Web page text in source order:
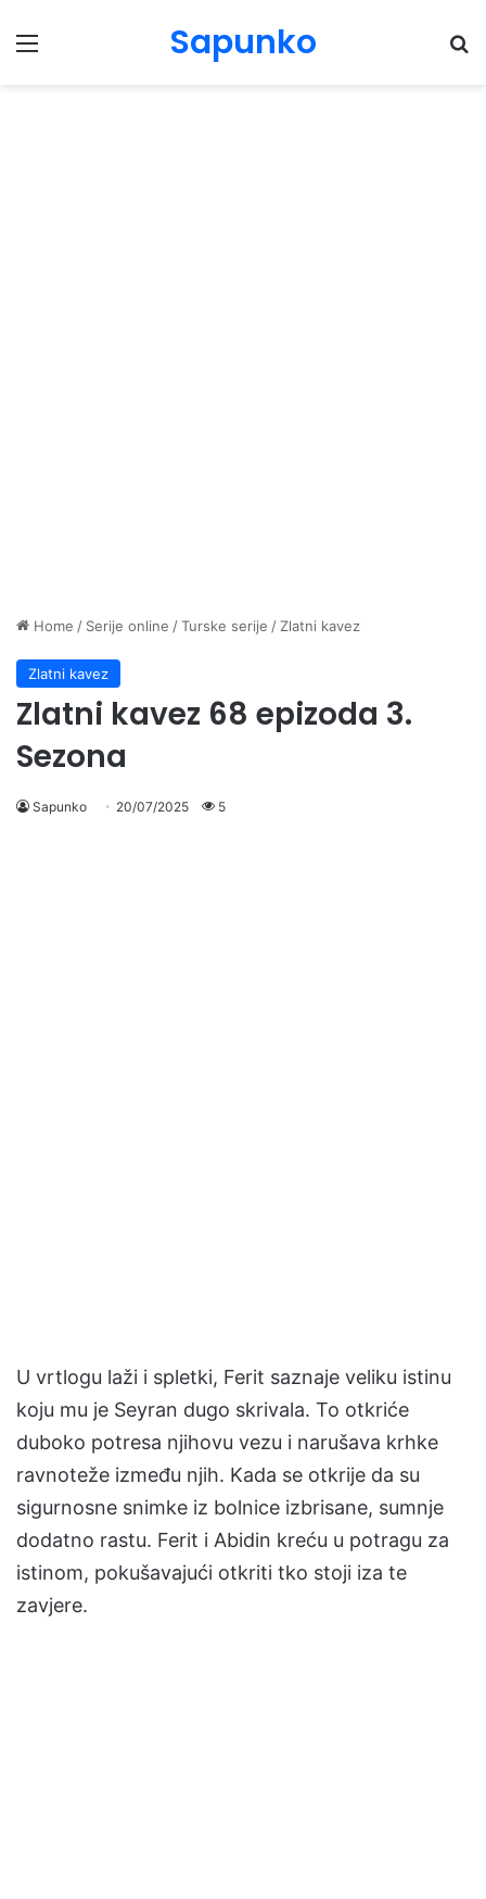
Menu Sapunko
Home / Serije online /Turske serije / Zlatni kavez
Zlatni kavez
Zlatni kavez 68 epizoda 3.
Sezona
Sapunko 20/07/2025 5
U vrtlogu laži i spletki, Ferit saznaje veliku istinu
koju mu je Seyran dugo skrivala. To otkriće
duboko potresa njihovu vezu i narušava krhke
ravnoteže između njih. Kada se otkrije da su
sigurnosne snimke iz bolnice izbrisane, sumnje
dodatno rastu. Ferit i Abidin kreću u potragu za
istinom, pokušavajući otkriti tko stoji iza te
zavjere.